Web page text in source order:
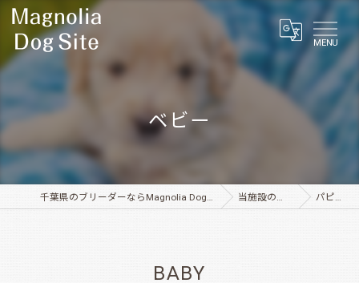
MENU
ベビー
千葉県のブリーダーならMagnolia Dog Site 当施設の特徴 パピー
BABY